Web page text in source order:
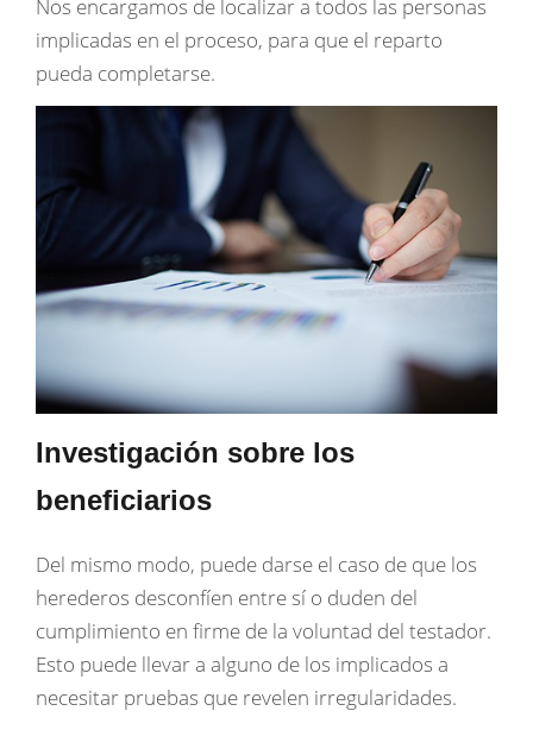
Nos encargamos de localizar a todos las personas
implicadas en el proceso, para que el reparto
pueda completarse.
Investigación sobre los
beneficiarios
Del mismo modo, puede darse el caso de que los
herederos desconfíen entre sí o duden del
cumplimiento en firme de la voluntad del testador.
Esto puede llevar a alguno de los implicados a
necesitar pruebas que revelen irregularidades.